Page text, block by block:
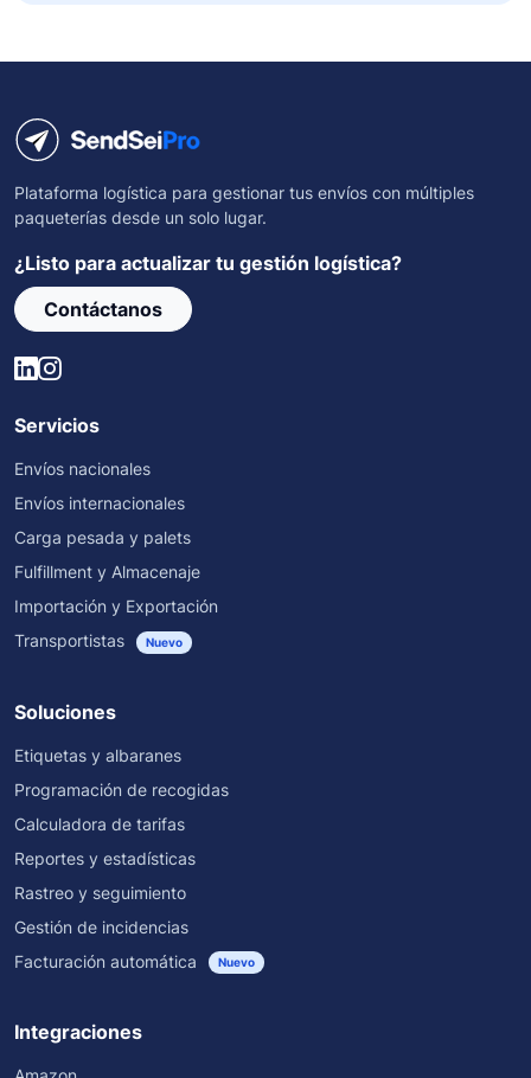
Plataforma logística para gestionar tus envíos con múltiples
paqueterías desde un solo lugar.
¿Listo para actualizar tu gestión logística?
Contáctanos
Servicios
Envíos nacionales
Envíos internacionales
Carga pesada y palets
Fulfillment y Almacenaje
Importación y Exportación
Transportistas
Nuevo
Soluciones
Etiquetas y albaranes
Programación de recogidas
Calculadora de tarifas
Reportes y estadísticas
Rastreo y seguimiento
Gestión de incidencias
Facturación automática
Nuevo
Integraciones